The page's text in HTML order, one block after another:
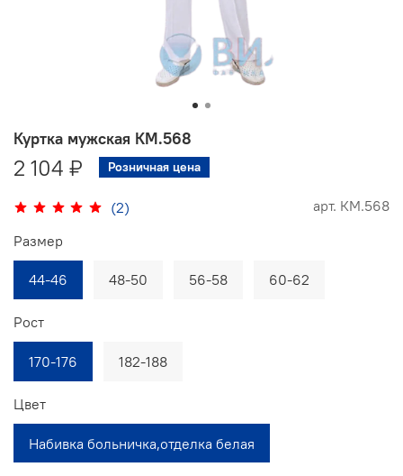
(2) арт. КМ.568
Куртка мужская КМ.568
2 104 ₽ Розничная цена
Размер
44-46 48-50 56-58 60-62
Рост
170-176 182-188
Цвет
Набивка больничка,отделка белая